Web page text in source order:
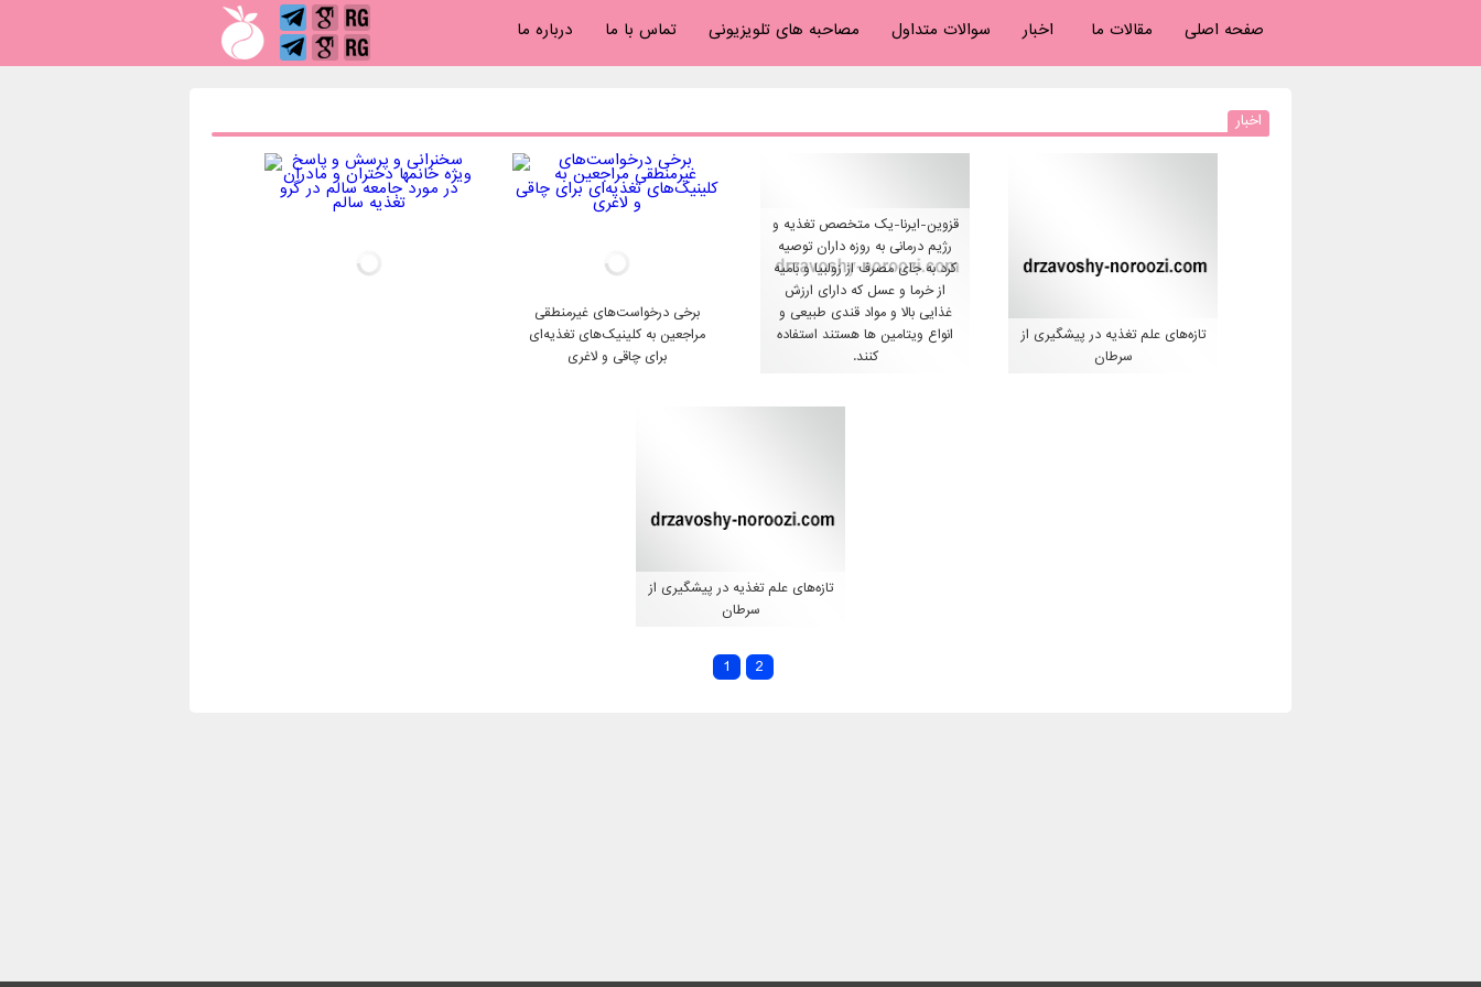
صفحه اصلی مقالات ما اخبار سوالات متداول مصاحبه های تلویزیونی تماس با ما درباره ما
اخبار
برخی درخواست‌های غیر‌منطقی
مراجعین به کلینیک‌های تغذیه‌ای
برای چاقی و لاغری
قزوین-ایرنا-یک متخصص تغذیه و
رژیم درمانی به روزه داران توصیه
کرد به جای مصرف از زولبیا و بامیه
از خرما و عسل که دارای ارزش
غذایی بالا و مواد قندی طبیعی و
انواع ویتامین ها هستند استفاده
کنند.
تازه‌های علم تغذیه در پیشگیری از
سرطان
تازه‌های علم تغذیه در پیشگیری از
سرطان
1 2